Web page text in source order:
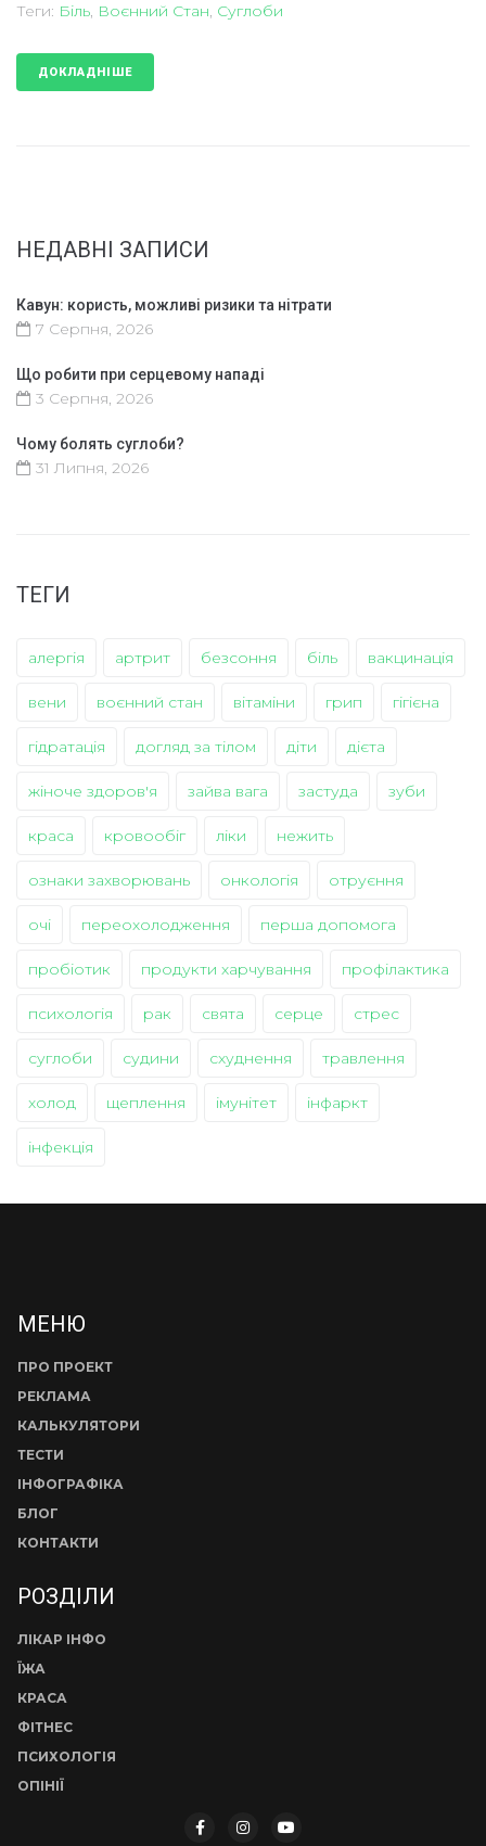
Теги: Біль, Воєнний Стан, Суглоби
ДОКЛАДНІШЕ
НЕДАВНІ ЗАПИСИ
Кавун: користь, можливі ризики та нітрати
7 Серпня, 2026
Що робити при серцевому нападі
3 Серпня, 2026
Чому болять суглоби?
31 Липня, 2026
ТЕГИ
алергія артрит безсоння біль вакцинація
вени воєнний стан вітаміни грип гігієна
гідратація догляд за тілом діти дієта
жіноче здоров'я зайва вага застуда зуби
краса кровообіг ліки нежить
ознаки захворювань онкологія отруєння
очі переохолодження перша допомога
пробіотик продукти харчування профілактика
психологія рак свята серце стрес
суглоби судини схуднення травлення
холод щеплення імунітет інфаркт
інфекція
МЕНЮ
ПРО ПРОЕКТ
РЕКЛАМА
КАЛЬКУЛЯТОРИ
ТЕСТИ
ІНФОГРАФІКА
БЛОГ
КОНТАКТИ
РОЗДІЛИ
ЛІКАР ІНФО
ЇЖА
КРАСА
ФІТНЕС
ПСИХОЛОГІЯ
ОПІНІЇ